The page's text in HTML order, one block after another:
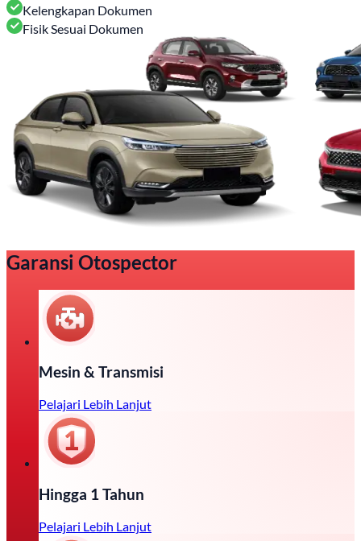
Kelengkapan Dokumen
Fisik Sesuai Dokumen
Garansi Otospector
Mesin & Transmisi
Pelajari Lebih Lanjut
Hingga 1 Tahun
Pelajari Lebih Lanjut